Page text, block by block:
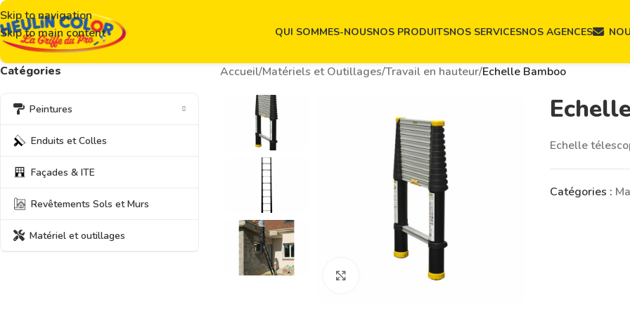
Skip to navigation
Skip to main content
QUI SOMMES-NOUSNOS PRODUITSNOS SERVICESNOS AGENCES
Catégories
Peintures
Enduits et Colles
Façades & ITE
Revêtements Sols et Murs
Matériel et outillages
Accueil/Matériels et Outillages/Travail en hauteur/Echelle Bamboo
Click to enlarge
Echelle
Catégories :